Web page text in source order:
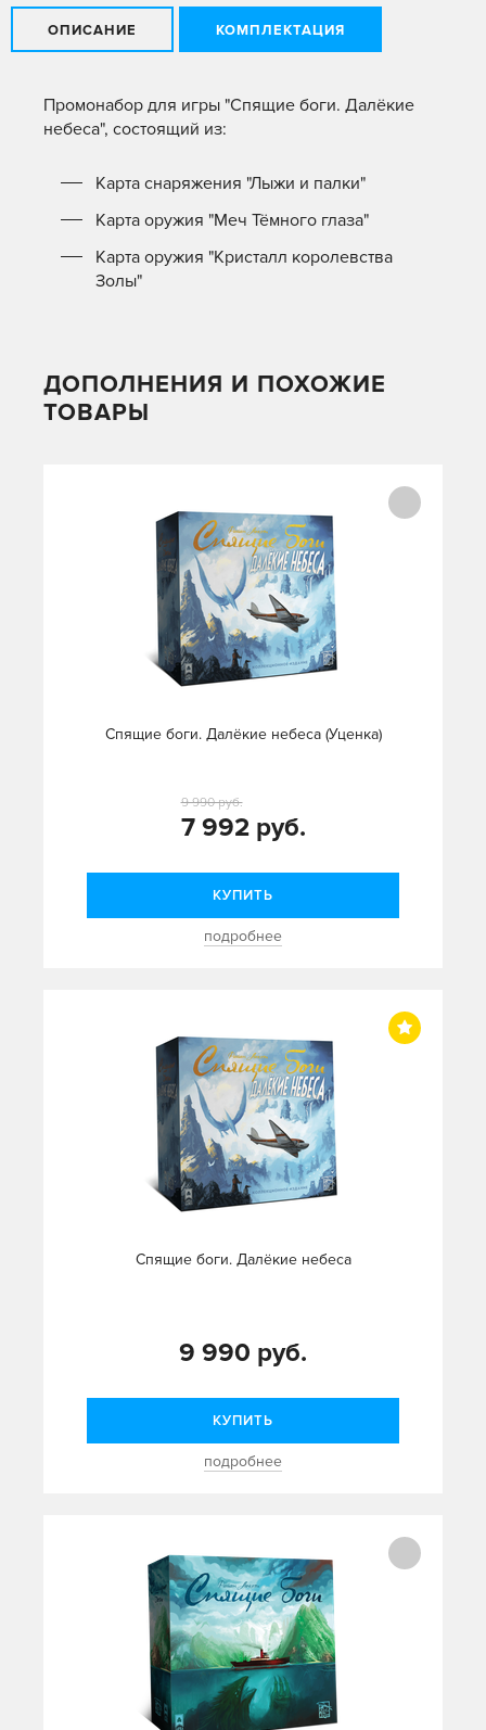
ОПИСАНИЕ КОМПЛЕКТАЦИЯ
Промонабор для игры "Спящие боги. Далёкие
небеса", состоящий из:
Карта снаряжения "Лыжи и палки"
Карта оружия "Меч Тёмного глаза"
Карта оружия "Кристалл королевства
Золы"
ДОПОЛНЕНИЯ И ПОХОЖИЕ
ТОВАРЫ
Спящие боги. Далёкие небеса (Уценка)
7 992 руб.
9 990 руб.
КУПИТЬ
подробнее
Спящие боги. Далёкие небеса
9 990 руб.
КУПИТЬ
подробнее